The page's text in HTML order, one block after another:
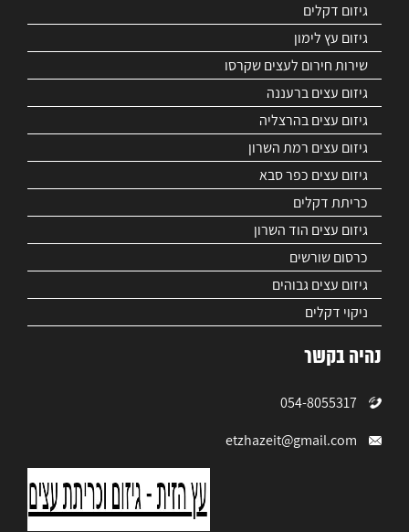
גיזום דקלים
גיזום עץ לימון
שירות חירום לעצים שקרסו
גיזום עצים ברעננה
גיזום עצים בהרצליה
גיזום עצים רמת השרון
גיזום עצים כפר סבא
כריתת דקלים
גיזום עצים הוד השרון
כרסום שורשים
גיזום עצים גבוהים
ניקוי דקלים
נהיה בקשר
054-8055317
etzhazeit@gmail.com